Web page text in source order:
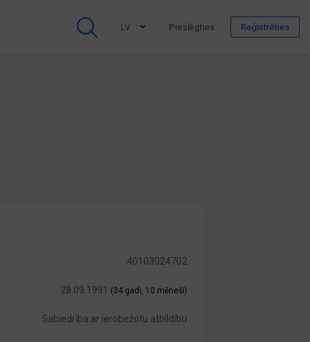
LV Pieslēgties Reģistrēties
40103024702
28.09.1991 (34 gadi, 10 mēneši)
Sabiedrība ar ierobežotu atbildību